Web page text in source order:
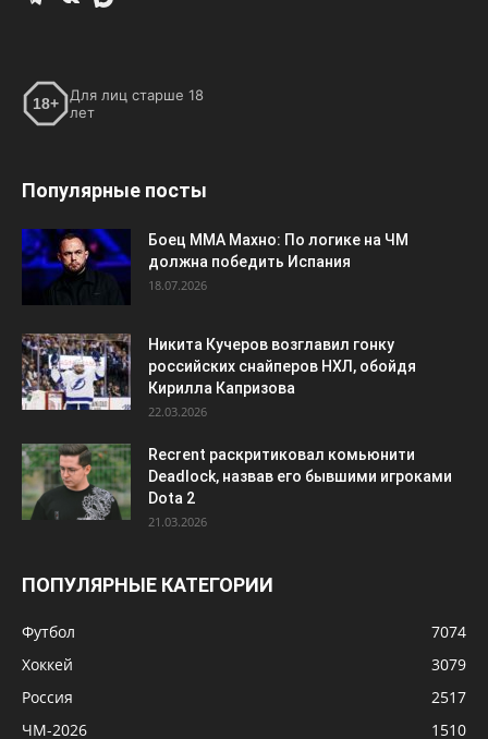
18+
Для лиц старше 18
лет
Популярные посты
Боец ММА Махно: По логике на ЧМ
должна победить Испания
18.07.2026
Никита Кучеров возглавил гонку
российских снайперов НХЛ, обойдя
Кирилла Капризова
22.03.2026
Recrent раскритиковал комьюнити
Deadlock, назвав его бывшими игроками
Dota 2
21.03.2026
ПОПУЛЯРНЫЕ КАТЕГОРИИ
Футбол
7074
Хоккей
3079
Россия
2517
ЧМ-2026
1510